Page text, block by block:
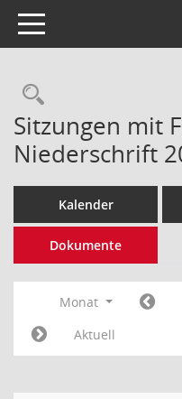
Toggle navigation
Sitzungen mit
Niederschrift
Kalender
Dokumente
Monat
Aktuell